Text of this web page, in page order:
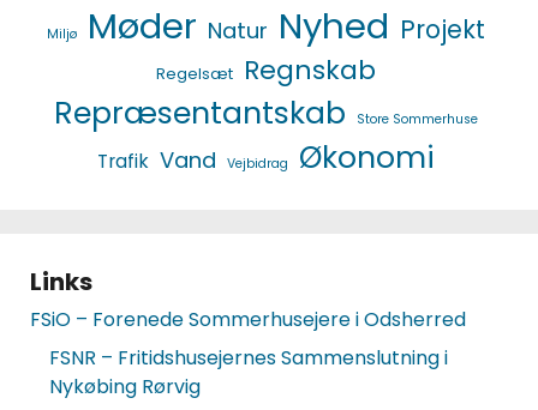
Miljø Møder Natur Nyhed Projekt
Regelsæt Regnskab
Repræsentantskab Store Sommerhuse
Trafik Vand Vejbidrag Økonomi
Links
FSiO – Forenede Sommerhusejere i Odsherred
FSNR – Fritidshusejernes Sammenslutning i
Nykøbing Rørvig